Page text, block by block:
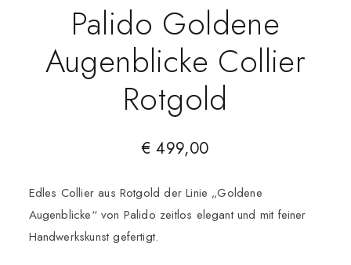
Palido Goldene
Augenblicke Collier
Rotgold
€ 499,00
Edles Collier aus Rotgold der Linie „Goldene
Augenblicke“ von Palido zeitlos elegant und mit feiner
Handwerkskunst gefertigt.